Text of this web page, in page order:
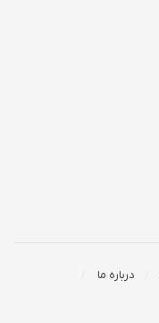
درباره ما